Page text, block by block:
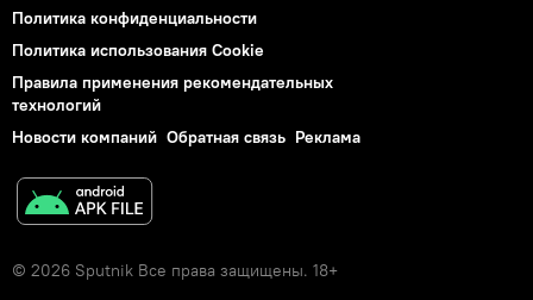
Политика конфиденциальности
Политика использования Cookie
Правила применения рекомендательных
технологий
Новости компаний Обратная связь Реклама
© 2026 Sputnik Все права защищены. 18+